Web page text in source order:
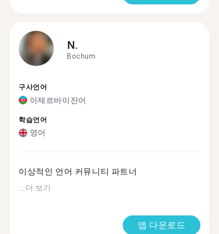
N.
Bochum
구사언어
아제르바이잔어
학습언어
영어
이상적인 언어 커뮤니티 파트너
...더 보기
앱 다운로드